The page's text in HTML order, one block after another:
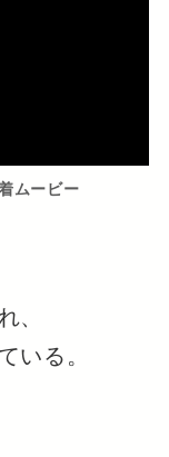
ムービー
、
いる。